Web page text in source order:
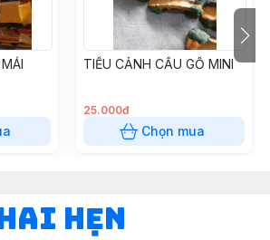
TIỂU CẢNH CẦU GỖ MINI
25.000đ
Chọn mua
Hẹn